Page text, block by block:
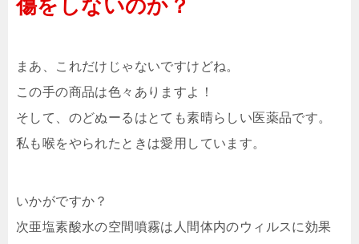
傷をしないのか？
まあ、これだけじゃないですけどね。
この手の商品は色々ありますよ！
そして、のどぬーるはとても素晴らしい医薬品です。
私も喉をやられたときは愛用しています。
いかがですか？
次亜塩素酸水の空間噴霧は人間体内のウィルスに効果